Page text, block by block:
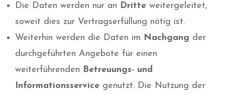
Die Daten werden nur an Dritte weitergeleitet,
soweit dies zur Vertragserfüllung nötig ist.
Weiterhin werden die Daten im Nachgang der
durchgeführten Angebote für einen
weiterführenden Betreuungs- und
Informationsservice genutzt. Die Nutzung der